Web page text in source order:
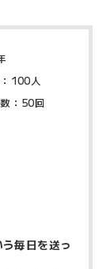
100人
：50回
毎日を送っ